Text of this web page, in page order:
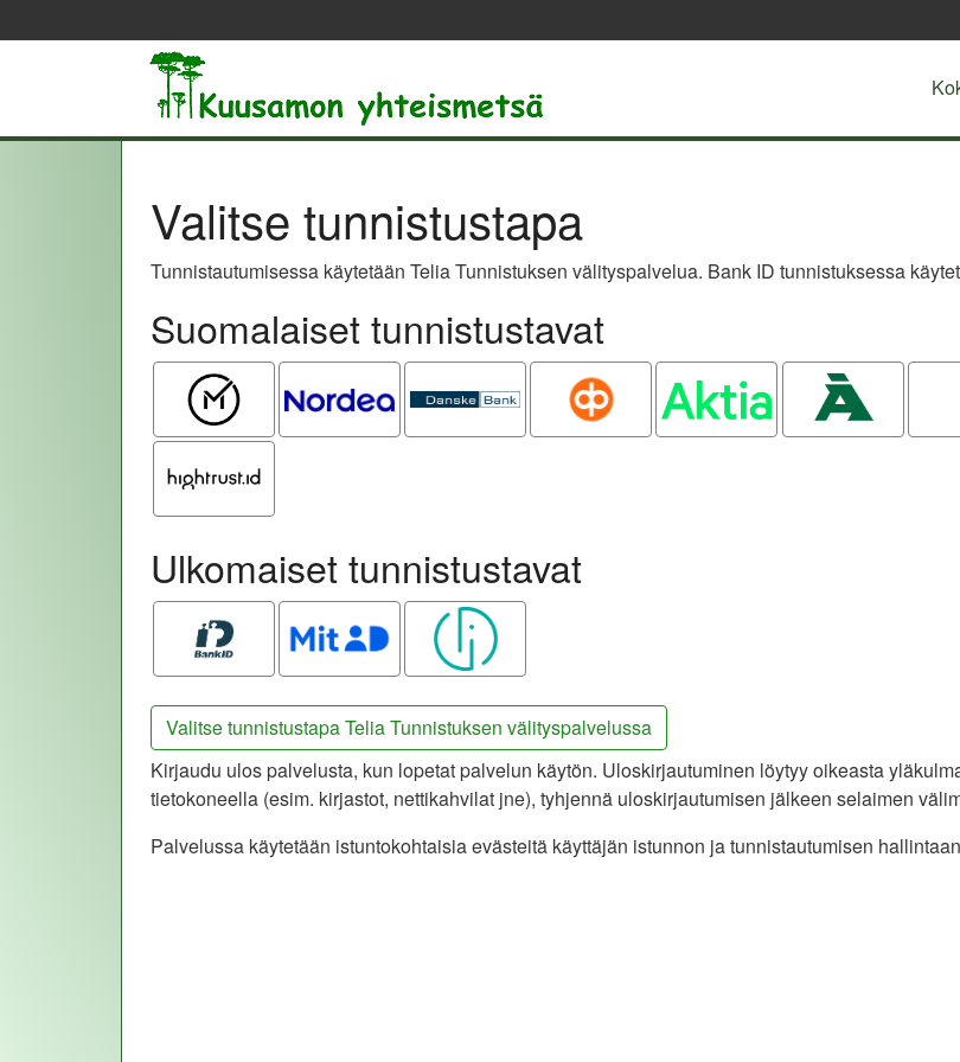
Valitse tunnistustapa
Tunnistautumisessa käytetään Telia Tunnistuksen välityspalvelua. Bank ID tunnistuksessa
Suomalaiset tunnistustavat
Mobiilivarmenne
Bank
OP Aktia Ålandsbanken
Ulkomaiset tunnistustavat
Bank ID MitID Smart ID
Valitse tunnistustapa Telia Tunnistuksen välityspalvelussa
Kirjaudu ulos palvelusta, kun lopetat palvelun käytön. Uloskirjautuminen löytyy oikeasta
tietokoneella (esim. kirjastot, nettikahvilat jne), tyhjennä uloskirjautumisen jälkeen selaimen
Palvelussa käytetään istuntokohtaisia evästeitä käyttäjän istunnon ja tunnistautumisen